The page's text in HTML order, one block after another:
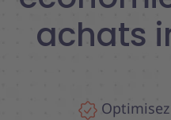
achats